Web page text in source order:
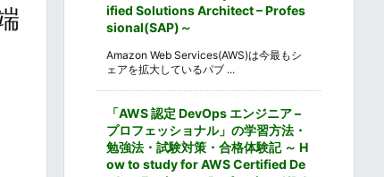
ified Solutions Architect – Profes
sional(SAP)～
Amazon Web Services(AWS)は今最もシ
ェアを拡大しているパブ ...
「AWS 認定 DevOps エンジニア –
プロフェッショナル」の学習方法・
勉強法・試験対策・合格体験記 ～ H
ow to study for AWS Certified De